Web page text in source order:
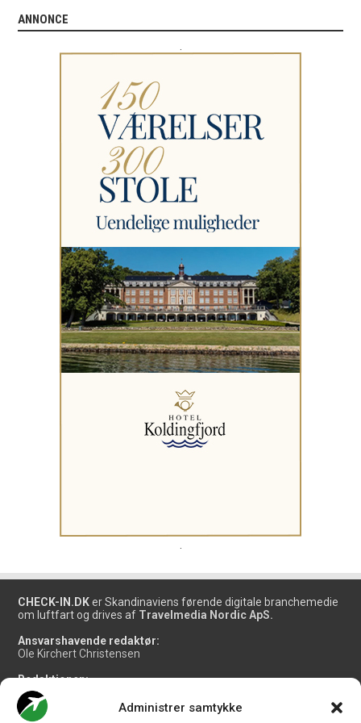
Administrer samtykke
ANNONCE
CHECK-IN.DK er Skandinaviens førende digitale branchemedie
om luftfart og drives af Travelmedia Nordic ApS.
Ansvarshavende redaktør:
Ole Kirchert Christensen
Redaktionen:
Christian Granhøj Skouboe
Henrik Baumgarten
Danny Longhi Andreasen